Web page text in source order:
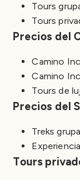
Tours
Tours
Precios del
Camino
Camino
Tours de
Precios del
Treks
Tours